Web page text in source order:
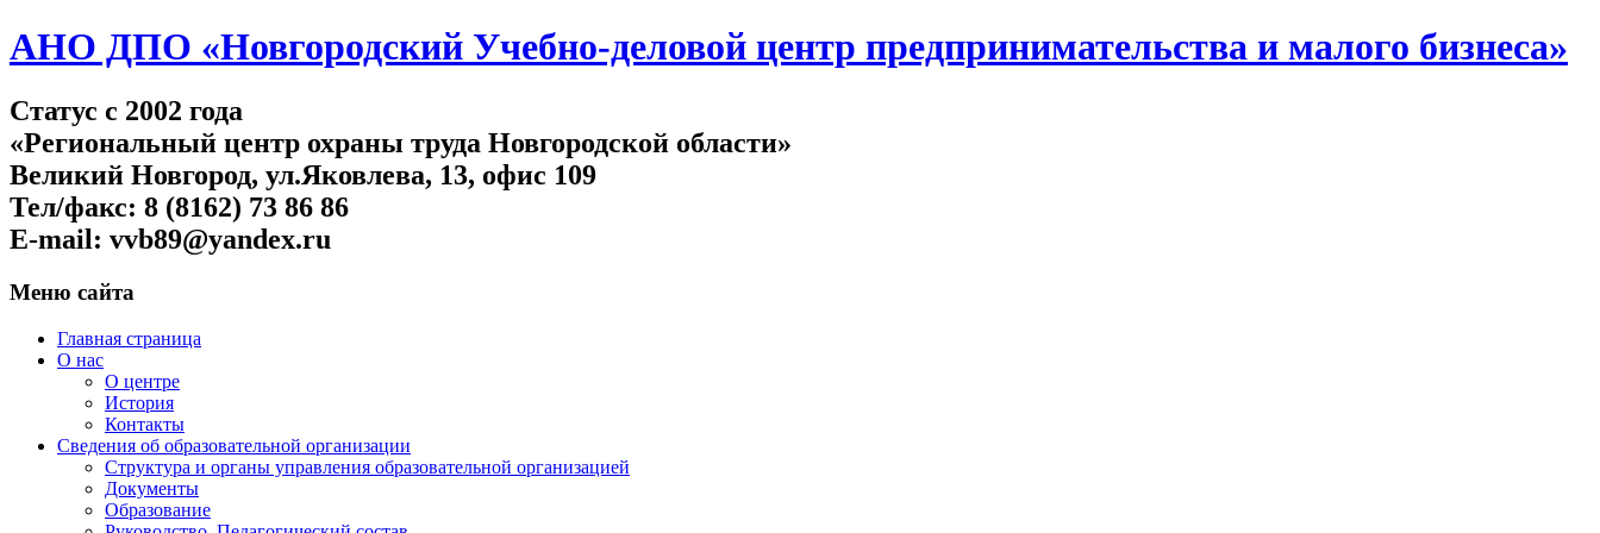
АНО ДПО «Новгородский Учебно-деловой центр предпринимательства и малого бизнеса»
Статус c 2002 года
«Региональный центр охраны труда Новгородской области»
Великий Новгород, ул.Яковлева, 13, офис 109
Тел/факс: 8 (8162) 73 86 86
E-mail: vvb89@yandex.ru
Меню сайта
Главная страница
О нас
О центре
История
Контакты
Сведения об образовательной организации
Структура и органы управления образовательной организацией
Документы
Образование